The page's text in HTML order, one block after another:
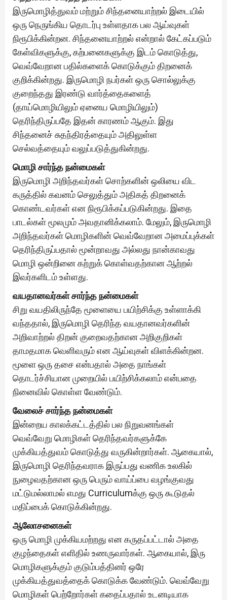
இருமொழித்துவம் மற்றும் சிந்தனையாற்றல் இடையில்
ஒரு நெருங்கிய தொடர்பு உள்ளதாக பல ஆய்வுகள்
நிரூபிக்கின்றன. சிந்தனையாற்றல் என்றால் கேட்கப்படும்
கேள்விகளுக்கு, கற்பனைகளுக்கு இடம் கொடுத்து,
வெவ்வேறான பதில்களைக் கொடுக்கும் திறனைக்
குறிக்கின்றது. இருமொழி நபர்கள் ஒரு சொல்லுக்கு
குறைந்தது இரண்டு வார்த்தைகளைத்
(தாய்மொழியிலும் ஏனைய மொழியிலும்)
தெரிந்திருப்பதே இதன் காரணம் ஆகும். இது
சிந்தனைச் சுதந்திரத்தையும் அதிலுள்ள
செல்வத்தையும் வலுப்படுத்துகின்றது.
மொழி சார்ந்த நன்மைகள்
இருமொழி அறிந்தவர்கள் சொற்களின் ஒலியை விட
கருத்தில் கவனம் செலுத்தும் அதிகத் திறனைக்
கொண்டவர்கள் என நிரூபிக்கப்படுகின்றது. இதை
பாடல்கள் மூலமும் அவதானிக்கலாம். மேலும், இருமொழி
அறிந்தவர்கள் மொழிகளின் வெவ்வேறான அமைப்புக்கள்
தெரிந்திருப்பதால் மூன்றாவது அல்லது நான்காவது
மொழி ஒன்றினை கற்றுக் கொள்வதற்கான ஆற்றல்
இவர்களிடம் உள்ளது.
வயதானவர்கள் சார்ந்த நன்மைகள்
சிறு வயதிலிருந்தே மூளையை பயிற்சிக்கு உள்ளாக்கி
வந்ததால், இருமொழி தெரிந்த வயதானவர்களின்
அறிவாற்றல் திறன் குறைவதற்கான அறிகுறிகள்
தாமதமாக வெளிவரும் என ஆய்வுகள் விளக்கின்றன.
மூளை ஒரு தசை என்பதால் அதை நாங்கள்
தொடர்ச்சியான முறையில் பயிற்சிக்கலாம் என்பதை
நினைவில் கொள்ள வேண்டும்.
வேலைச் சார்ந்த நன்மைகள்
இன்றைய காலக்கட்டத்தில் பல நிறுவனங்கள்
வெவ்வேறு மொழிகள் தெரிந்தவர்களுக்கே
முக்கியத்துவம் கொடுத்து வருகின்றார்கள். ஆகையால்,
இருமொழி தெரிந்தவராக இருப்பது வணிக உலகில்
நுழைவதற்கான ஒரு பெரும் வாய்ப்பை வழங்குவது
மட்டுமல்லாமல் எமது Curriculumக்கு ஒரு கூடுதல்
மதிப்பைக் கொடுக்கின்றது.
ஆலோசனைகள்
ஒரு மொழி முக்கியமற்றது என கருதப்பட்டால் அதை
குழந்தைகள் எளிதில் உணருவார்கள். ஆகையால், இரு
மொழிகளுக்கும் குடும்பத்தினர் ஒரே
முக்கியத்துவத்தைக் கொடுக்க வேண்டும். வெவ்வேறு
மொழிகள் பெற்றோர்கள் கதைப்பதால் உடனடியாக